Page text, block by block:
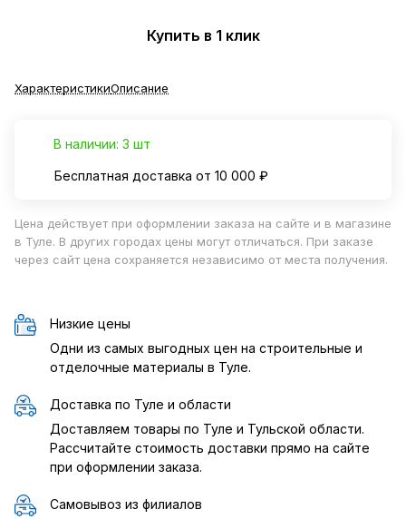
Купить в 1 клик
ХарактеристикиОписание
В наличии: 3 шт
Бесплатная доставка от 10 000 ₽
Цена действует при оформлении заказа на сайте и в магазине
в Туле. В других городах цены могут отличаться. При заказе
через сайт цена сохраняется независимо от места получения.
Низкие цены
Одни из самых выгодных цен на строительные и
отделочные материалы в Туле.
Доставка по Туле и области
Доставляем товары по Туле и Тульской области.
Рассчитайте стоимость доставки прямо на сайте
при оформлении заказа.
Самовывоз из филиалов